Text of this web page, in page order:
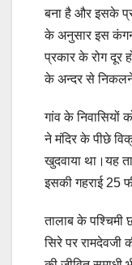
बना है और इसके
के अनुसार इस
प्रकार के रोग दूर
के अन्दर से निकलने
गांव के निवासियों
ने मंदिर के पीछे
खुदवाया था।यह
इसकी गहराई 25
तालाब के पश्चिमी
सिरे पर रामदेवजी